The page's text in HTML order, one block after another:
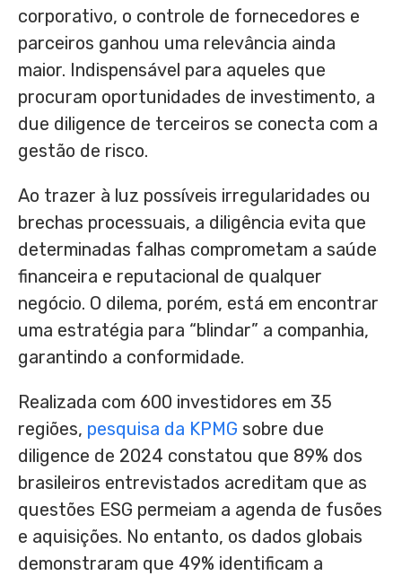
corporativo, o controle de fornecedores e
parceiros ganhou uma relevância ainda
maior. Indispensável para aqueles que
procuram oportunidades de investimento, a
due diligence de terceiros se conecta com a
gestão de risco.
Ao trazer à luz possíveis irregularidades ou
brechas processuais, a diligência evita que
determinadas falhas comprometam a saúde
financeira e reputacional de qualquer
negócio. O dilema, porém, está em encontrar
uma estratégia para “blindar” a companhia,
garantindo a conformidade.
Realizada com 600 investidores em 35
regiões, pesquisa da KPMG sobre due
diligence de 2024 constatou que 89% dos
brasileiros entrevistados acreditam que as
questões ESG permeiam a agenda de fusões
e aquisições. No entanto, os dados globais
demonstraram que 49% identificam a